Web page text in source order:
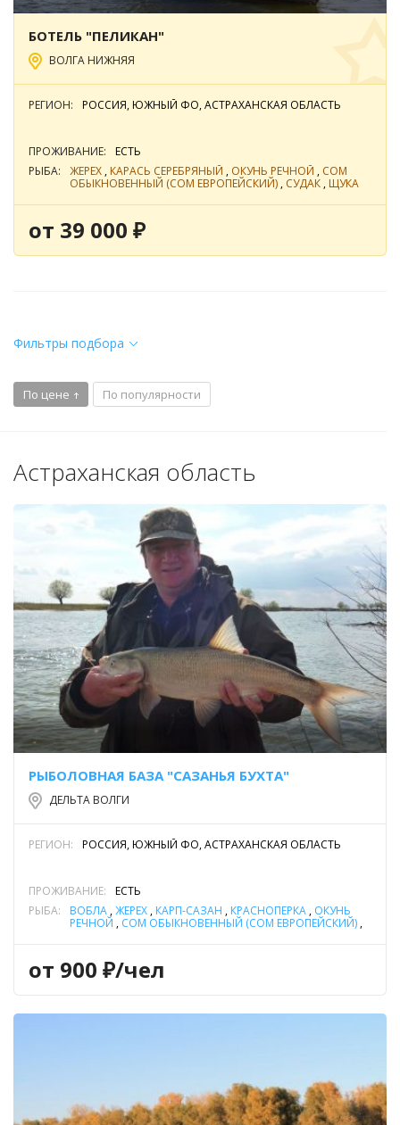
БОТЕЛЬ "ПЕЛИКАН"
ВОЛГА НИЖНЯЯ
РЕГИОН: РОССИЯ, ЮЖНЫЙ ФО, АСТРАХАНСКАЯ ОБЛАСТЬ
ПРОЖИВАНИЕ:
ЕСТЬ
РЫБА:
ЖЕРЕХ , КАРАСЬ СЕРЕБРЯНЫЙ , ОКУНЬ РЕЧНОЙ , СОМ
ОБЫКНОВЕННЫЙ (СОМ ЕВРОПЕЙСКИЙ) , СУДАК , ЩУКА
от 39 000 ₽
Фильтры подбора
По цене По популярности
Астраханская область
РЫБОЛОВНАЯ БАЗА "САЗАНЬЯ БУХТА"
ДЕЛЬТА ВОЛГИ
РЕГИОН: РОССИЯ, ЮЖНЫЙ ФО, АСТРАХАНСКАЯ ОБЛАСТЬ
ПРОЖИВАНИЕ:
ЕСТЬ
РЫБА:
ВОБЛА ,ЖЕРЕХ , КАРП-САЗАН , КРАСНОПЕРКА , ОКУНЬ
РЕЧНОЙ , СОМ ОБЫКНОВЕННЫЙ (СОМ ЕВРОПЕЙСКИЙ) ,
от 900 ₽/чел